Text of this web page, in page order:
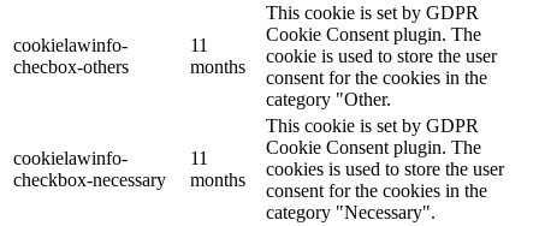
cookielawinfo-
checbox-others
11
months
This cookie is set by GDPR
Cookie Consent plugin. The
cookie is used to store the user
consent for the cookies in the
category "Other.
cookielawinfo-
checkbox-necessary
11
months
This cookie is set by GDPR
Cookie Consent plugin. The
cookies is used to store the user
consent for the cookies in the
category "Necessary".